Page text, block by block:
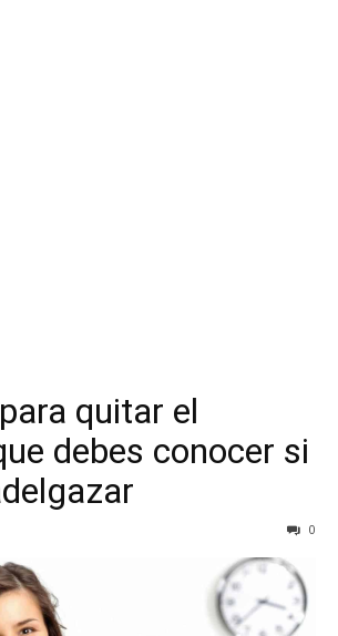
quitar el
debes conocer si
0